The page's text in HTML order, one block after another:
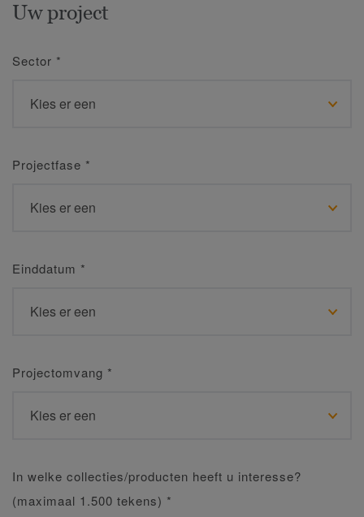
Uw project
Sector *
Projectfase *
Einddatum *
Projectomvang *
In welke collecties/producten heeft u interesse?
(maximaal 1.500 tekens) *